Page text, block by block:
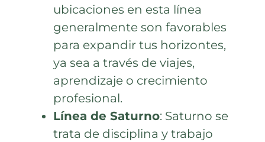
ubicaciones en esta línea
generalmente son favorables
para expandir tus horizontes,
ya sea a través de viajes,
aprendizaje o crecimiento
profesional.
Línea de Saturno: Saturno se
trata de disciplina y trabajo